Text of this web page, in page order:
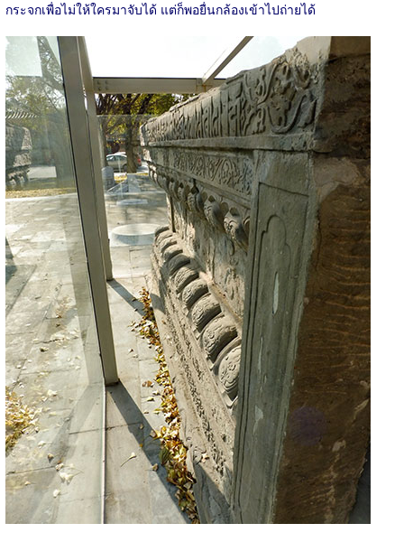
กระจกเพื่อไม่ให้ใครมาจับได้ แต่ก็พอยื่นกล้องเข้าไปถ่ายได้